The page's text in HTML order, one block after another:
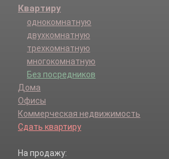
Квартиру
однокомнатную
двухкомнатную
трехкомнатную
многокомнатную
Без посредников
Дома
Офисы
Коммерческая недвижимость
Сдать квартиру
На продажу: